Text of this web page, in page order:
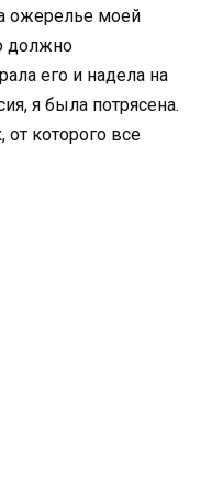
ожерелье моей
должно
его и надела на
я была потрясена.
от которого все